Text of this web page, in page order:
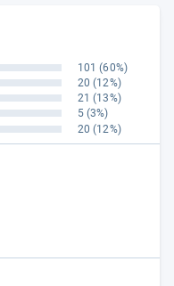
101 (60%)
20 (12%)
21 (13%)
5 (3%)
20 (12%)